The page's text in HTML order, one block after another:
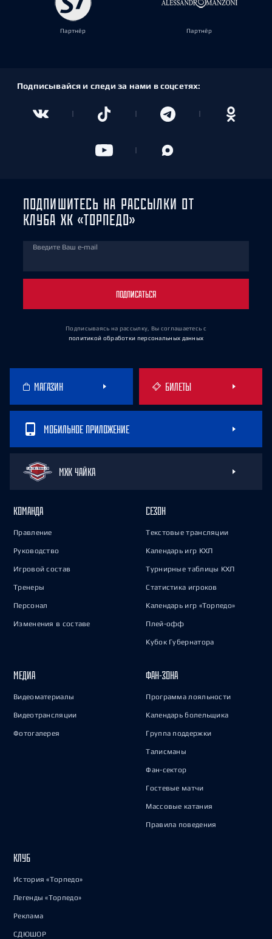
Партнёр Партнёр
Подписывайся и следи за нами в соцсетях:
ПОДПИШИТЕСЬ НА РАССЫЛКИ ОТ
КЛУБА ХК «ТОРПЕДО»
Введите Ваш e-mail
ПОДПИСАТЬСЯ
Подписываясь на рассылку, Вы соглашаетесь с
политикой обработки персональных данных
МАГАЗИН БИЛЕТЫ
МОБИЛЬНОЕ ПРИЛОЖЕНИЕ
МХК ЧАЙКА
КОМАНДА
Правление
Руководство
Игровой состав
Тренеры
Персонал
Изменения в составе
СЕЗОН
Текстовые трансляции
Календарь игр КХЛ
Турнирные таблицы КХЛ
Статистика игроков
Календарь игр «Торпедо»
Плей-офф
Кубок Губернатора
МЕДИА
Видеоматериалы
Видеотрансляции
Фотогалерея
ФАН-ЗОНА
Программа лояльности
Календарь болельщика
Группа поддержки
Талисманы
Фан-сектор
Гостевые матчи
Массовые катания
Правила поведения
КЛУБ
История «Торпедо»
Легенды «Торпедо»
Реклама
СДЮШОР